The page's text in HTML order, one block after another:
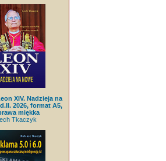
XIV. Nadzieja na
2026, format A5,
miękka
Tkaczyk